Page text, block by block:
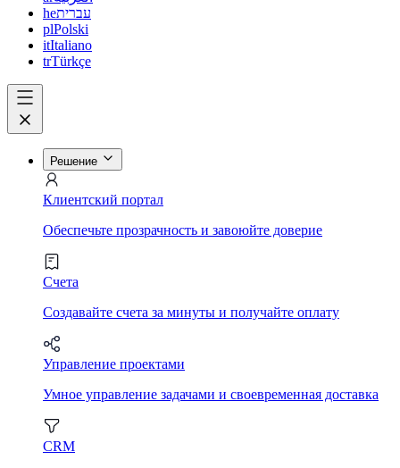
heעברית
plPolski
itItaliano
trTürkçe
Решение
Клиентский портал
Обеспечьте прозрачность и завоюйте доверие
Счета
Создавайте счета за минуты и получайте оплату
Управление проектами
Умное управление задачами и своевременная доставка
CRM